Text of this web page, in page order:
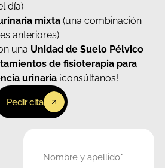
día)
mixta(una combinación
anteriores)
una Unidad de Suelo Pélvico
de fisioterapia para
urinaria¡consúltanos!
Pedir cita